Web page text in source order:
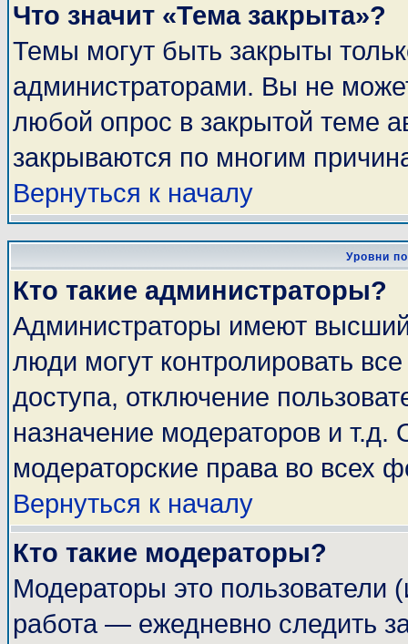
Что значит «Тема закрыта»?
Темы могут быть закрыты
администраторами. Вы не
любой опрос в закрытой теме
закрываются по многим
Вернуться к началу
Уровни
Кто такие администраторы?
Администраторы имеют
люди могут контролировать
доступа, отключение
назначение модераторов и
модераторские права во всех
Вернуться к началу
Кто такие модераторы?
Модераторы это пользователи
работа — ежедневно следить